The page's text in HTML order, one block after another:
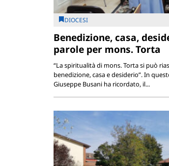
DIOCESI
Benedizione, casa,
parole per mons. Torta
“La spiritualità di mons. Torta si può
benedizione, casa e desiderio”. In
Giuseppe Busani ha ricordato, il...